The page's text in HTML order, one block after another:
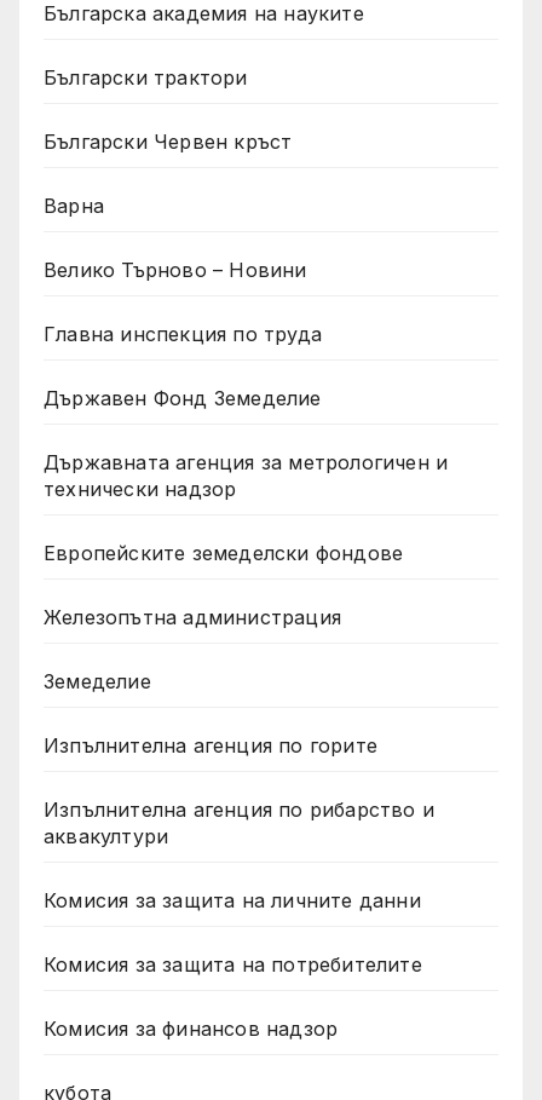
Българска академия на науките
Български трактори
Български Червен кръст
Варна
Велико Търново – Новини
Главна инспекция по труда
Държавен Фонд Земеделие
Държавната агенция за метрологичен и
технически надзор
Европейските земеделски фондове
Железопътна администрация
Земеделие
Изпълнителна агенция по горите
Изпълнителна агенция по рибарство и
аквакултури
Комисия за защита на личните данни
Комисия за защита на потребителите
Комисия за финансов надзор
кубота